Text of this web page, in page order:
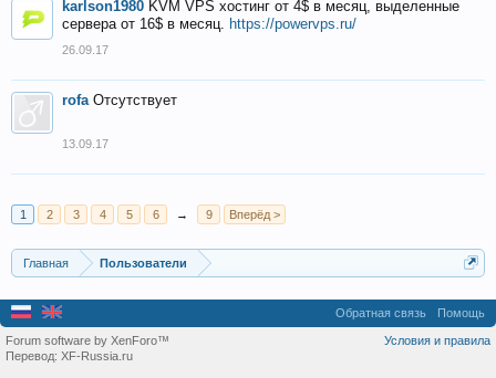
karlson1980 KVM VPS хостинг от 4$ в месяц, выделенные
сервера от 16$ в месяц. https://powervps.ru/
26.09.17
rofa Отсутствует
13.09.17
1 2 3 4 5 6 → 9 Вперёд >
Главная Пользователи
Обратная связь Помощь
Условия и правила
Forum software by XenForo™
Перевод: XF-Russia.ru